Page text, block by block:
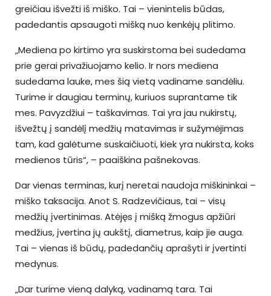
greičiau išvežti iš miško. Tai – vienintelis būdas,
padedantis apsaugoti mišką nuo kenkėjų plitimo.
„Mediena po kirtimo yra suskirstoma bei sudedama
prie gerai privažiuojamo kelio. Ir nors mediena
sudedama lauke, mes šią vietą vadiname sandėliu.
Turime ir daugiau terminų, kuriuos suprantame tik
mes. Pavyzdžiui – taškavimas. Tai yra jau nukirstų,
išvežtų į sandėlį medžių matavimas ir sužymėjimas
tam, kad galėtume suskaičiuoti, kiek yra nukirsta, koks
medienos tūris“, – paaiškina pašnekovas.
Dar vienas terminas, kurį neretai naudoja miškininkai –
miško taksacija. Anot S. Radzevičiaus, tai – visų
medžių įvertinimas. Atėjęs į mišką žmogus apžiūri
medžius, įvertina jų aukštį, diametrus, kaip jie auga.
Tai – vienas iš būdų, padedančių aprašyti ir įvertinti
medynus.
„Dar turime vieną dalyką, vadinamą tara. Tai